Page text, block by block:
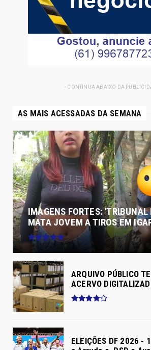
- CONTINUA ABAIXO DA
AS MAIS ACESSADAS DA SEMANA
IMAGENS FORTES: 'TRIBUNAL
MATA JOVEM A TIROS EM
ARQUIVO PÚBLICO
ACERVO
ELEIÇÕES DF 2026 -